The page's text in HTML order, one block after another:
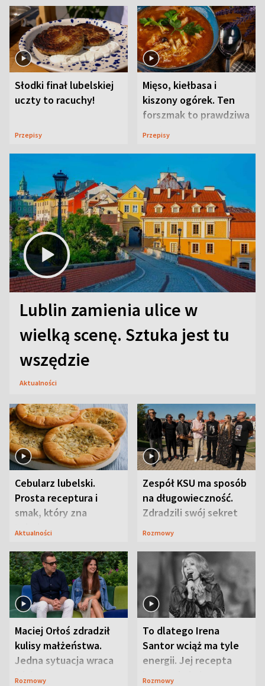
Słodki finał lubelskiej
uczty to racuchy!
Przepisy
Mięso, kiełbasa i
kiszony ogórek. Ten
forszmak to prawdziwa
uczta
Przepisy
Lublin zamienia ulice w
wielką scenę. Sztuka jest tu
wszędzie
Aktualności
Cebularz lubelski.
Prosta receptura i
smak, który zna
Lubelszczyzna
Aktualności
Zespół KSU ma sposób
na długowieczność.
Zdradzili swój sekret
Rozmowy
Maciej Orłoś zdradził
kulisy małżeństwa.
Jedna sytuacja wraca
jak bumerang
Rozmowy
To dlatego Irena
Santor wciąż ma tyle
energii. Jej recepta
jest zaskakująco
Rozmowy